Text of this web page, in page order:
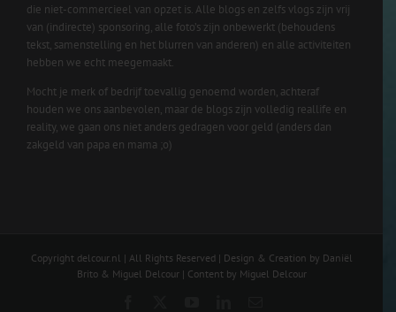
die niet-commercieel van opzet is. Alle blogs en zelfs vlogs zijn vrij
van (indirecte) sponsoring, alle foto’s zijn onbewerkt (behoudens
tekst, samenstelling en het blurren van anderen) en alle activiteiten
hebben we echt meegemaakt.
Mocht je merk of bedrijf toevallig genoemd worden, achteraf
houden we ons aanbevolen, maar de blogs zijn volledig reallife en
reality, we gaan ons niet anders gedragen voor geld (anders dan
zakgeld van papa en mama ;o)
Copyright delcour.nl | All Rights Reserved | Design & Creation by Daniël
Brito & Miguel Delcour | Content by Miguel Delcour